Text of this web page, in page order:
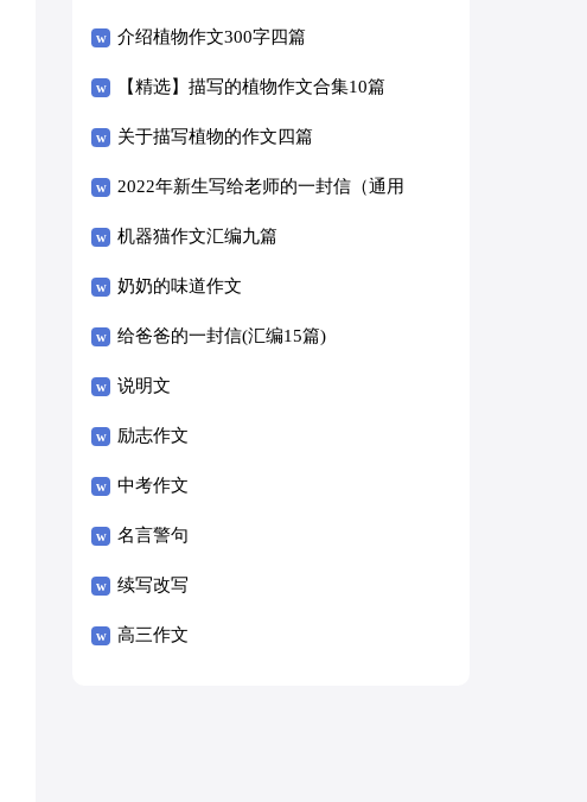
介绍植物作文300字四篇
【精选】描写的植物作文合集10篇
关于描写植物的作文四篇
2022年新生写给老师的一封信（通用
8篇）
机器猫作文汇编九篇
奶奶的味道作文
给爸爸的一封信(汇编15篇)
说明文
励志作文
中考作文
名言警句
续写改写
高三作文